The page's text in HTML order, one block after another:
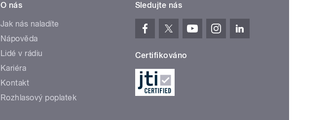
O nás
Jak nás naladíte
Nápověda
Lidé v rádiu
Kariéra
Kontakt
Rozhlasový poplatek
Sledujte nás
Certifikováno